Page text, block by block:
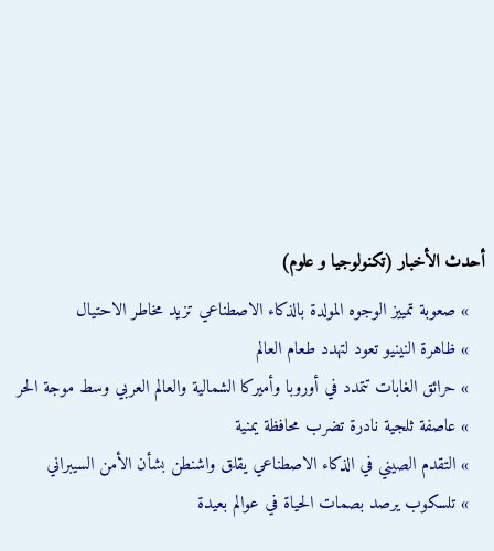
أحدث الأخبار (تكنولوجيا و علوم)
» صعوبة تمييز الوجوه المولدة بالذكاء الاصطناعي تزيد مخاطر الاحتيال
» ظاهرة النينيو تعود لتهدد طعام العالم
» حرائق الغابات تتمدد في أوروبا وأميركا الشمالية والعالم العربي وسط موجة الحر
» عاصفة ثلجية نادرة تضرب محافظة يمنية
» التقدم الصيني في الذكاء الاصطناعي يقلق واشنطن بشأن الأمن السيبراني
» تلسكوب يرصد بصمات الحياة في عوالم بعيدة